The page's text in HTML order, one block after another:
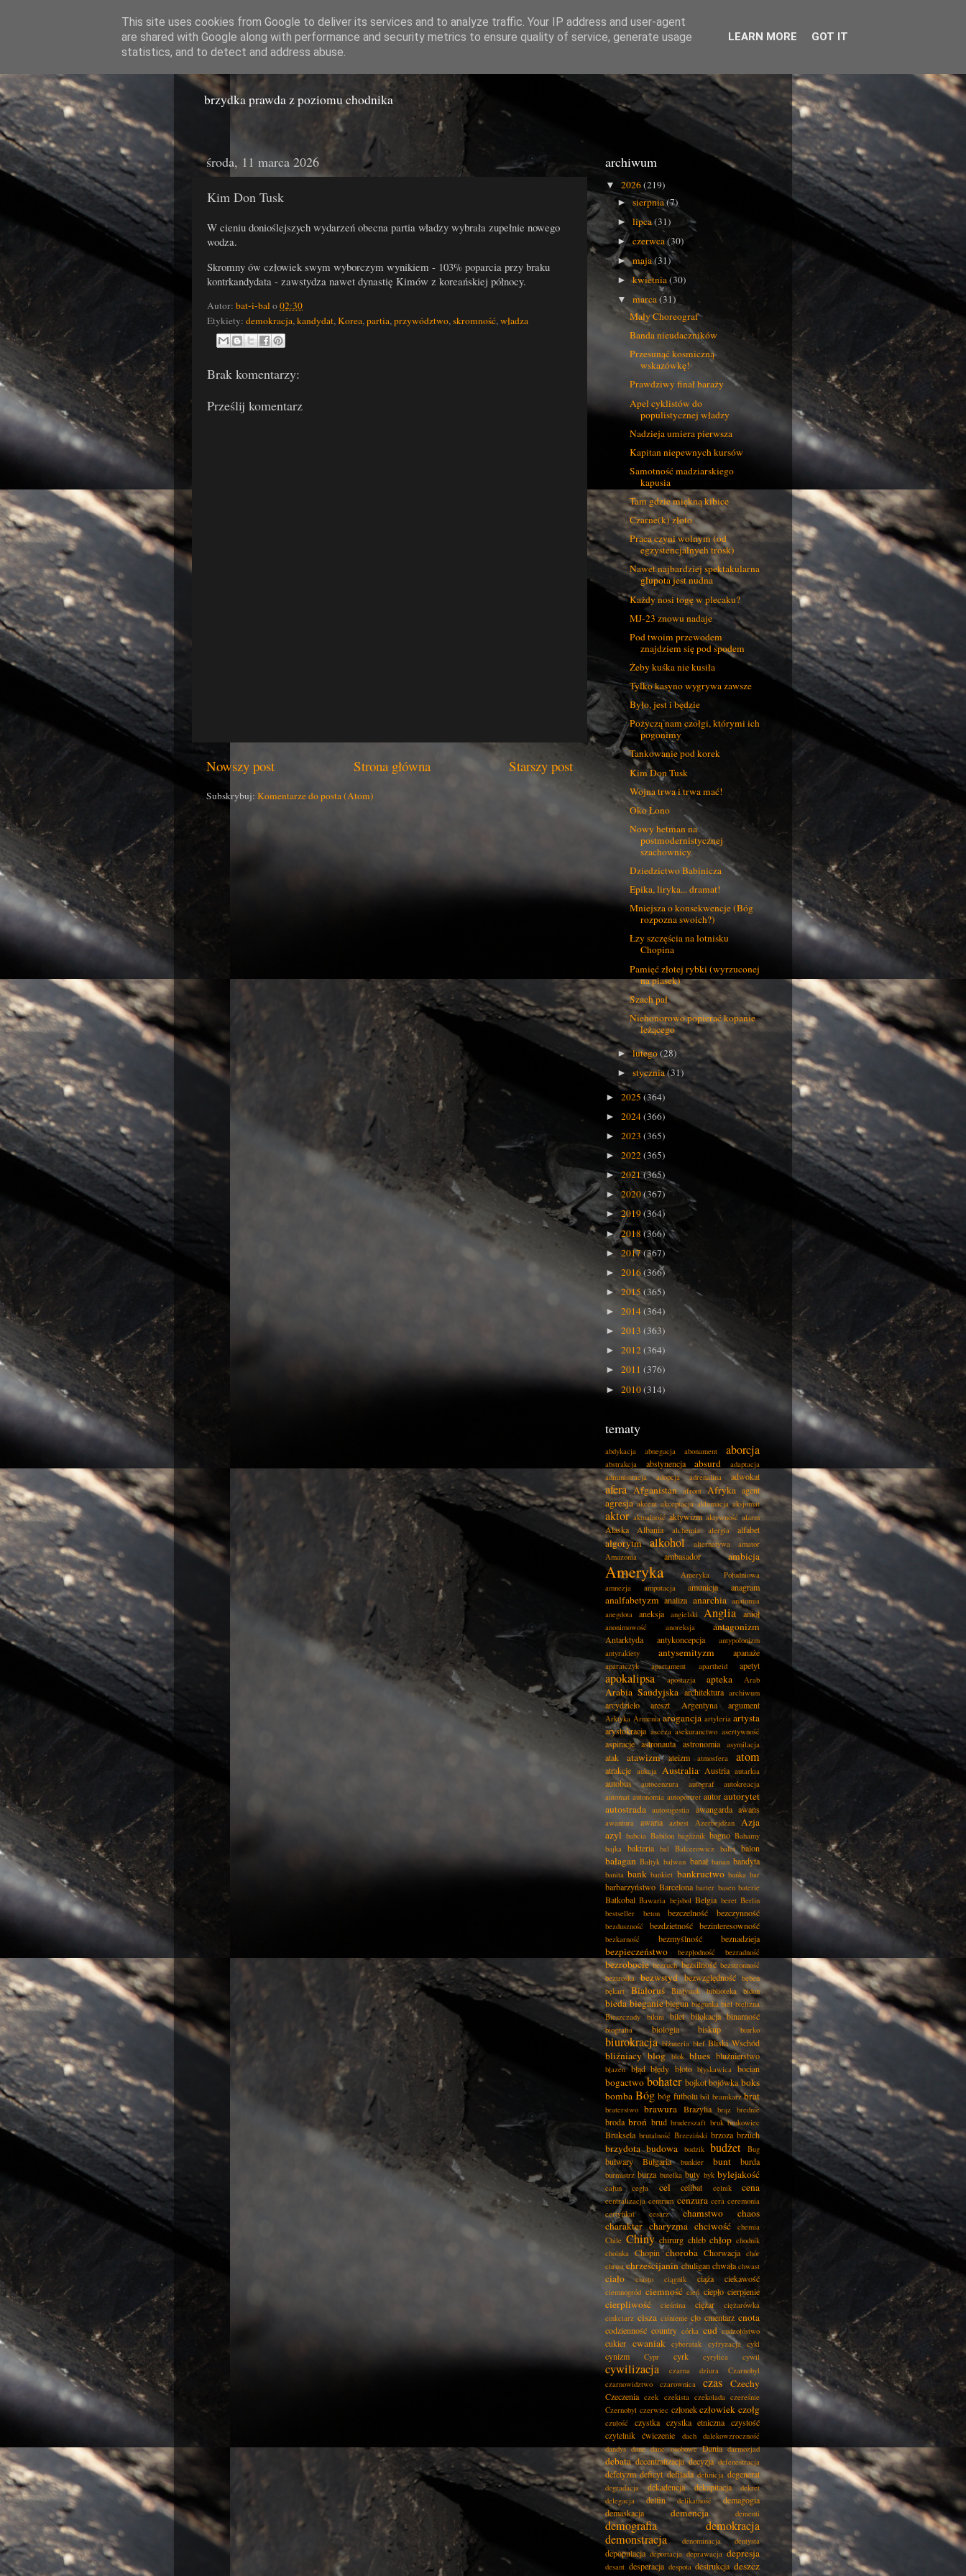
Miasto Gówna
brzydka prawda z poziomu chodnika
środa, 11 marca 2026
Kim Don Tusk
W cieniu donioślejszych wydarzeń obecna partia władzy wybrała zupełnie nowego
wodza.
Skromny ów człowiek swym wyborczym wynikiem - 103% poparcia przy braku
kontrkandydata - zawstydza nawet dynastię Kimów z koreańskiej północy.
Autor: bat-i-balo02:30
Etykiety: demokracja,kandydat,Korea,partia,przywództwo,skromność,władza
Brak komentarzy:
Prześlij komentarz
Nowszy post Starszy post
Strona główna
Subskrybuj: Komentarze do posta (Atom)
archiwum
▼ 2026(219)
►sierpnia(7)
►lipca(31)
►czerwca(30)
►maja(31)
►kwietnia(30)
▼marca(31)
Mały Choreograf
Banda nieudaczników
Przesunąć kosmiczną
wskazówkę!
Prawdziwy finał baraży
Apel cyklistów do
populistycznej władzy
Nadzieja umiera pierwsza
Kapitan niepewnych kursów
Samotność madziarskiego
kapusia
Tam gdzie miękną kibice
Czarne(k) złoto
Praca czyni wolnym (od
egzystencjalnych trosk)
Nawet najbardziej spektakularna
głupota jest nudna
Każdy nosi togę w plecaku?
MJ-23 znowu nadaje
Pod twoim przewodem
znajdziem się pod spodem
Żeby kuśka nie kusiła
Tylko kasyno wygrywa zawsze
Było, jest i będzie
Pożyczą nam czołgi, którymi ich
pogonimy
Tankowanie pod korek
Kim Don Tusk
Wojna trwa i trwa mać!
Oko Łono
Nowy hetman na
postmodernistycznej
szachownicy
Dziedzictwo Babinicza
Epika, liryka... dramat!
Mniejsza o konsekwencje (Bóg
rozpozna swoich?)
Łzy szczęścia na lotnisku
Chopina
Pamięć złotej rybki (wyrzuconej
na piasek)
Szach pał
Niehonorowo popierać kopanie
leżącego
►lutego(28)
►stycznia(31)
► 2025 (364)
► 2024(366)
► 2023 (365)
► 2022(365)
►2021(365)
►2020(367)
► 2019(364)
►2018(366)
►2017(367)
► 2016(366)
► 2015(365)
► 2014(364)
► 2013 (363)
► 2012(364)
► 2011 (376)
► 2010(314)
tematy
abdykacja abnegacja abonament aborcja
abstrakcja abstynencja absurd
adaptacja
administracja
adopcja adrenalina adwokat
afera Afganistan afront Afryka agent
agresja akcent akceptacja aklamacja aksjomat
aktor aktualność aktywizm aktywność alarm
Alaska Albania alchemia alergia alfabet
algorytm alkohol alternatywa
amator
Amazonia
ambasador ambicja
Ameryka
Ameryka Południowa
amnezja
amputacja amunicja anagram
analfabetyzm analiza anarchia anatomia
anegdota
aneksja angielski Anglia anioł
anonimowość anoreksja antagonizm
Antarktyda antykoncepcja
antypolonizm
antyrakiety
antysemityzm apanaże
aparatczyk apartament apartheid apetyt
apokalipsa apostazja apteka Arab
Arabia Saudyjska architektura archiwum
arcydzieło areszt Argentyna argument
Arktyka Armenia arogancja artyleria artysta
arystokracja asceza asekuranctwo asertywność
aspiracje astronauta astronomia asymilacja
atak atawizm ateizm atmosfera atom
atrakcje aukcja Australia Austria autarkia
autobus autocenzura autograf
autokreacja
automat autonomia autoportret autor autorytet
autostrada autosugestia awangarda awans
awantura awaria azbest Azerbejdżan
Azja
azyl babcia Babilon bagażnik bagno Bahamy
bajka bakteria bal Balcerowicz balet balon
bałagan Bałtyk bałwan banał banan bandyta
banita bank bankiet bankructwo bańka bar
barbarzyństwo Barcelona barter basen baterie
Batkobal Bawaria bejsbol Belgia beret Berlin
bestseller
beton bezczelność bezczynność
bezduszność bezdzietność bezinteresowność
bezkarność bezmyślność beznadzieja
bezpieczeństwo bezpłodność bezradność
bezrobocie bezruch bezsilność bezstronność
beztroska bezwstyd bezwzględność bęben
bękart
Białoruś Białystok biblioteka bidon
bieda bieganie biegun biegunka biel bielizna
Bieszczady
bikini bilet bilokacja binarność
biografia biologia biskup biurko
biurokracja biżuteria blef Bliski Wschód
bliźniacy blog blok blues bluźnierstwo
błazen błąd błędy błoto błyskawica bocian
bogactwo bohater bojkot bojówka boks
bomba Bóg bóg futbolu ból bramkarz brat
braterstwo brawura Brazylia brąz brednie
broda broń brud bruderszaft bruk brukowiec
Bruksela brutalność Brzeziński brzoza brzuch
brzydota budowa budzik budżet Bug
bulwary Bułgaria bunkier bunt burda
burmistrz burza butelka buty byk bylejakość
całun cegła cel celibat celnik cena
centralizacja centrum cenzura cera ceremonia
certyfikat
cesarz chamstwo
chaos
charakter charyzma chciwość
chemia
Chile Chiny chirurg chleb chłop chodnik
choinka Chopin choroba Chorwacja chór
chrust chrześcijanin chuligan chwała chwast
ciało ciasto ciągnik ciąża ciekawość
ciemnogród ciemność cień ciepło cierpienie
cierpliwość cieśnina ciężar
ciężarówka
cinkciarz cisza ciśnienie cło cmentarz cnota
codzienność country córka cud cudzołóstwo
cukier cwaniak cyberatak cyfryzacja cykl
cynizm Cypr cyrk cyrylica cywil
cywilizacja czarna dziura
Czarnobyl
czarnowidztwo
czarownica czas Czechy
Czeczenia czek czekista czekolada czereśnie
Czernobyl czerwiec członek człowiek czołg
czułość czystka czystka etniczna czystość
czytelnik ćwiczenie dach
dalekowzroczność
dandys dane dane osobowe Dania darmozjad
debata decentralizacja decyzja defenestracja
defetyzm deficyt defilada definicja degenerat
degradacja dekadencja dekapitacja
dekret
delegacja
delfin delikatność
demagogia
demaskacja
demencja dementi
demografia
demokracja
demonstracja
denominacja dentysta
depopulacja deportacja deprawacja depresja
desant desperacja despota destrukcja deszcz
This site uses cookies from Google to deliver its services and to analyze traffic. Your IP address and user-agent
are shared with Google along with performance and security metrics to ensure quality of service, generate usage
statistics, and to detect and address abuse.
LEARN MORE GOT IT